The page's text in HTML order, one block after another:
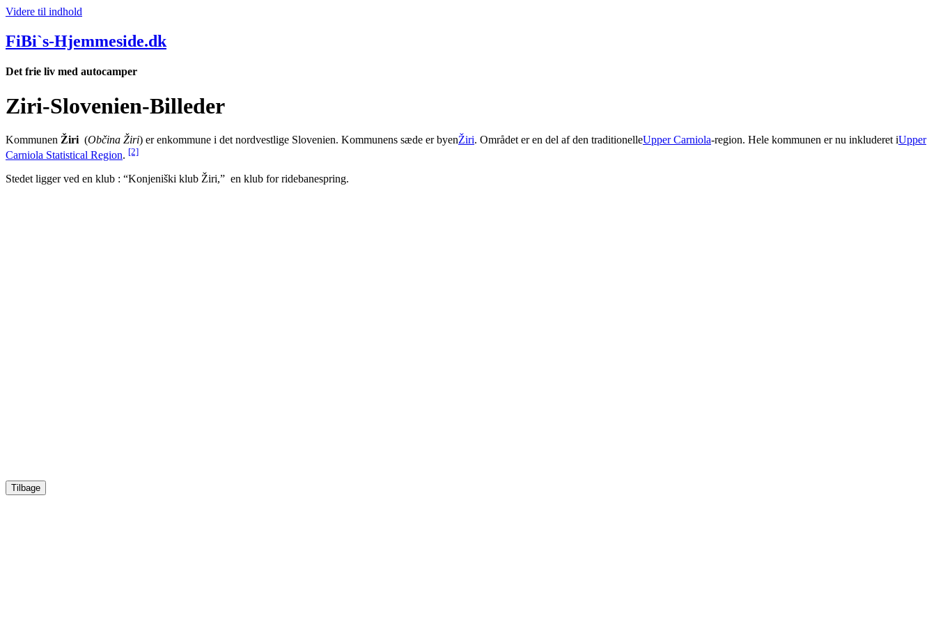
Videre til indhold
FiBi`s-Hjemmeside.dk
Det frie liv med autocamper
Ziri-Slovenien-Billeder
Kommunen Žiri (Občina Žiri) er enkommune i det nordvestlige Slovenien. Kommunens sæde er byenŽiri. Området er en del af den traditionelleUpper Carniola-region. Hele kommunen er nu inkluderet iUpper
Carniola Statistical Region. [2]
Stedet ligger ved en klub : “Konjeniški klub Žiri,” en klub for ridebanespring.